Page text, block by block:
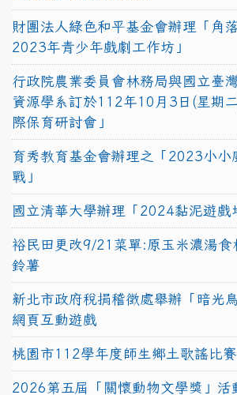
財團法人綠色和平基金會辦理「角
2023年青少年戲劇工作坊」
行政院農業委員會林務局與國立臺
資源學系訂於112年10月3日(星期
際保育研討會」
育秀教育基金會辦理之「2023小小
戰」
國立清華大學辦理「2024黏泥遊戲
裕民田更改9/21菜單:原玉米濃湯食
鈴薯
新北市政府稅捐稽徵處舉辦「暗光
網頁互動遊戲
桃園市112學年度師生鄉土歌謠比
2026第五屆「關懷動物文學獎」活